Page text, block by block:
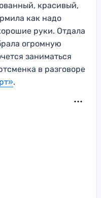
красивый,
как надо
руки. Отдала
огромную
заниматься
в разговоре
.